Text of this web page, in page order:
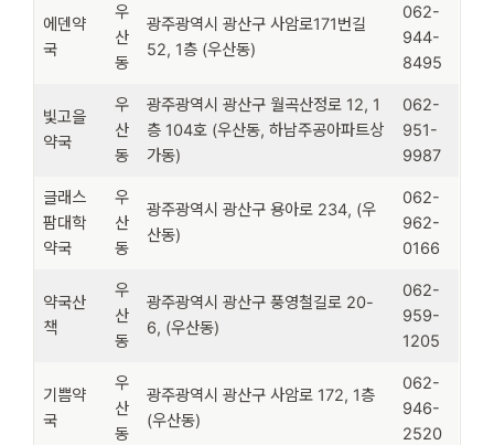
에덴약
국
우
산
동
광주광역시 광산구 사암로171번길
52, 1층 (우산동)
062-
944-
8495
빛고을
약국
우
산
동
광주광역시 광산구 월곡산정로 12, 1
층 104호 (우산동, 하남주공아파트상
가동)
062-
951-
9987
글래스
팜대학
약국
우
산
동
광주광역시 광산구 용아로 234, (우
산동)
062-
962-
0166
약국산
책
우
산
동
광주광역시 광산구 풍영철길로 20-
6, (우산동)
062-
959-
1205
기쁨약
국
우
산
동
광주광역시 광산구 사암로 172, 1층
(우산동)
062-
946-
2520